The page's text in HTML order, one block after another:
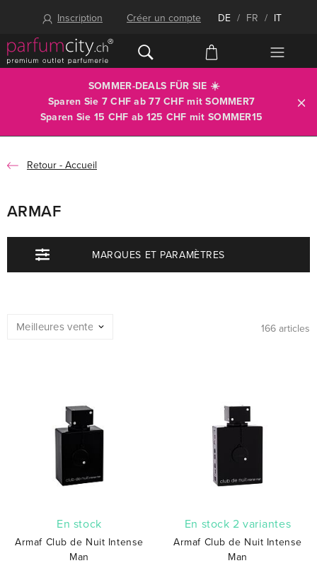
Inscription Créer un compte DE / FR / IT
SOMMER-DEALS FÜR SIE ☀️
Sparen Sie 7 CHF ab 77 CHF mitSOMMER7
Sparen Sie 15 CHF ab 125 CHF mit SOMMER15
Accueil
ARMAF
MARQUES ET PARAMÈTRES
166 articles
En stock
Armaf Club de Nuit Intense
Man
En stock 2 variantes
Armaf Club de Nuit Intense
Man